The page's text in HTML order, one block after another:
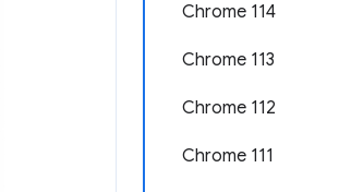
Chrome 114
Chrome 113
Chrome 112
Chrome 111